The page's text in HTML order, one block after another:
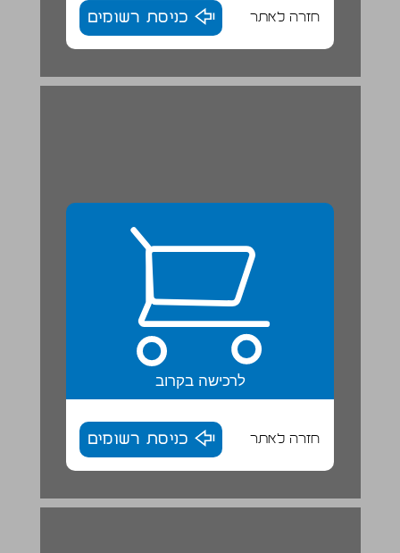
חזרה לאתר כניסת רשומים
לרכישה בקרוב
חזרה לאתר כניסת רשומים
הָעוֹלָם מָלֵא מִלִים ... 17